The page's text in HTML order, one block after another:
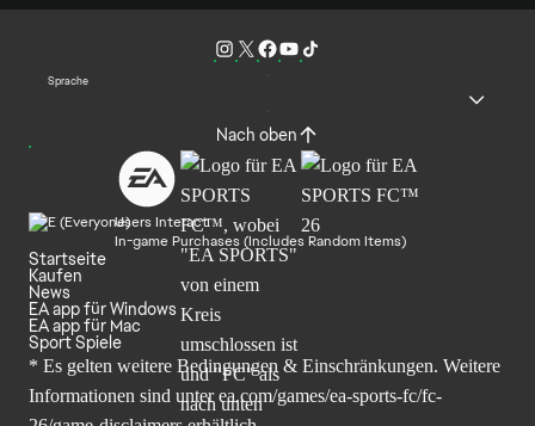
Sprache
Nach oben
Users Interact
In-game Purchases (Includes Random Items)
Startseite
Kaufen
News
EA app für Windows
EA app für Mac
Sport Spiele
* Es gelten weitere Bedingungen & Einschränkungen. Weitere
Informationen sind unterea.com/games/ea-sports-fc/fc-